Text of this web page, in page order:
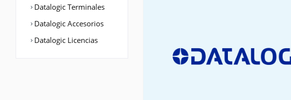
Datalogic Terminales
Datalogic Accesorios
Datalogic Licencias